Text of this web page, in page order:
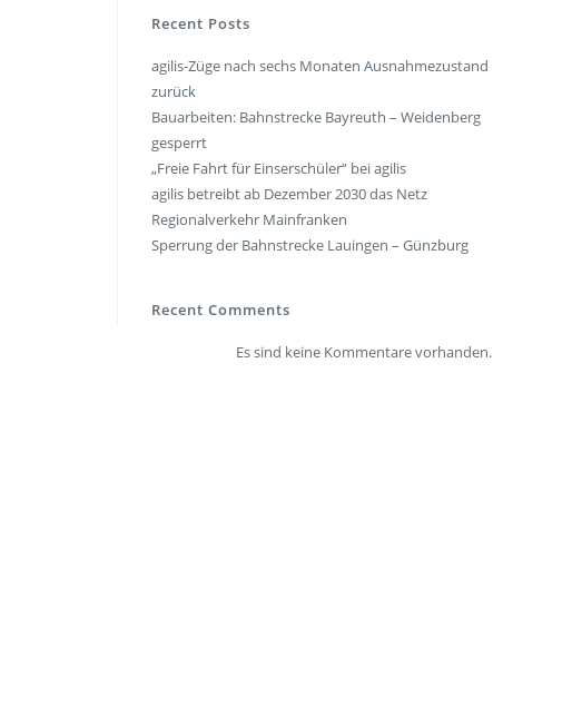
Umwelt & Nachhaltigkeit
Kontakt Fahrgäste
Recent Posts
agilis-Züge nach sechs Monaten Ausnahmezustand
zurück
Bauarbeiten: Bahnstrecke Bayreuth – Weidenberg
gesperrt
„Freie Fahrt für Einserschüler“ bei agilis
agilis betreibt ab Dezember 2030 das Netz
Regionalverkehr Mainfranken
Sperrung der Bahnstrecke Lauingen – Günzburg
Recent Comments
Es sind keine Kommentare vorhanden.